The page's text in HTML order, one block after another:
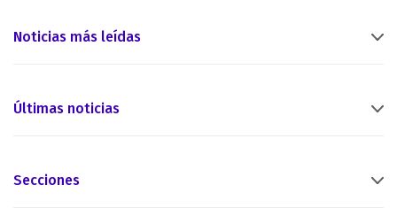
Noticias más leídas
Últimas noticias
Secciones